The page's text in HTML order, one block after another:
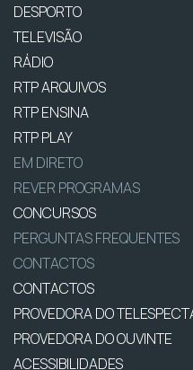
DESPORTO
TELEVISÃO
RÁDIO
RTP ARQUIVOS
RTP ENSINA
RTP PLAY
EM DIRETO
REVER PROGRAMAS
CONCURSOS
PERGUNTAS FREQUENTES
CONTACTOS
CONTACTOS
PROVEDORA DO
PROVEDORA DO OUVINTE
ACESSIBILIDADES